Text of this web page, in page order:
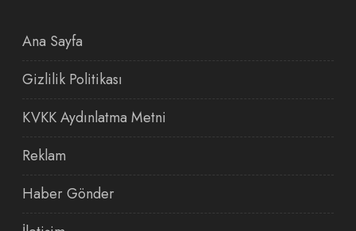
Ana Sayfa
Gizlilik Politikası
KVKK Aydınlatma Metni
Reklam
Haber Gönder